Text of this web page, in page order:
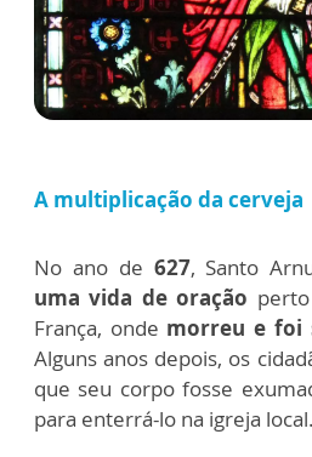
A multiplicação da cerveja
No ano de 627, Santo
uma vida de oração
França, onde morreu e foi
Alguns anos depois, os
que seu corpo fosse
para enterrá-lo na igreja local.